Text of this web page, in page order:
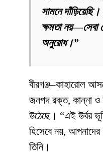
সামনে
ক্ষমতা
অনুরোধ।”
বীরগঞ্জ–কাহারোল
জনপদ রক্ত, কান্না ও
উঠেছে। “এই উর্বর
হিসেবে নয়, আপনাদের
তিনি।